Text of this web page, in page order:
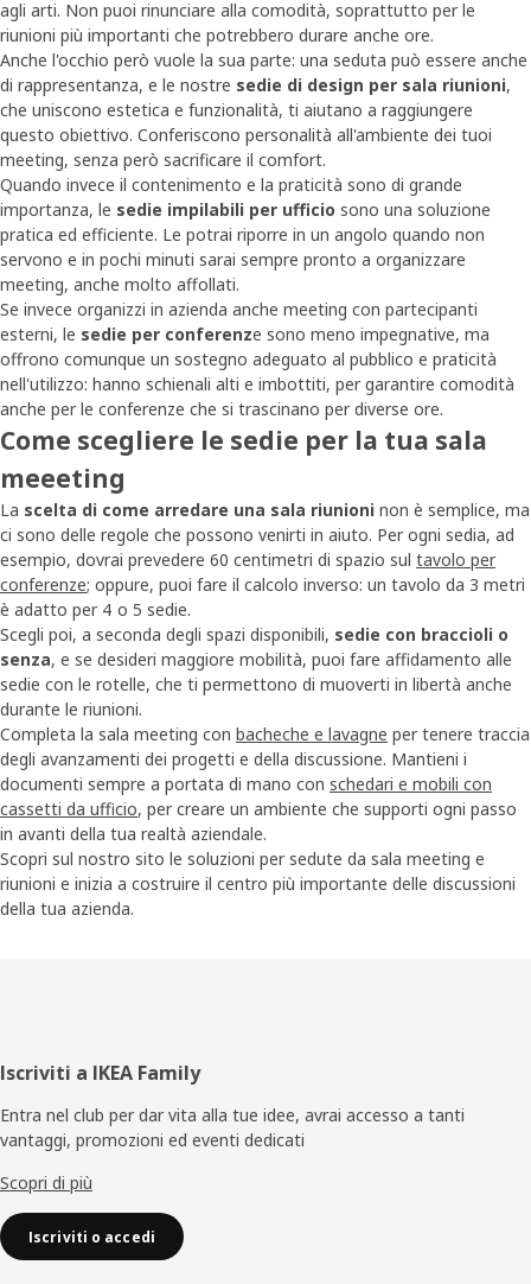
agli arti. Non puoi rinunciare alla comodità, soprattutto per le
riunioni più importanti che potrebbero durare anche ore.
Anche l'occhio però vuole la sua parte: una seduta può essere anche
di rappresentanza, e le nostre sedie di design per sala riunioni,
che uniscono estetica e funzionalità, ti aiutano a raggiungere
questo obiettivo. Conferiscono personalità all'ambiente dei tuoi
meeting, senza però sacrificare il comfort.
Quando invece il contenimento e la praticità sono di grande
importanza, le sedie impilabili per ufficio sono una soluzione
pratica ed efficiente. Le potrai riporre in un angolo quando non
servono e in pochi minuti sarai sempre pronto a organizzare
meeting, anche molto affollati.
Se invece organizzi in azienda anche meeting con partecipanti
esterni, le sedie per conferenze sono meno impegnative, ma
offrono comunque un sostegno adeguato al pubblico e praticità
nell'utilizzo: hanno schienali alti e imbottiti, per garantire comodità
anche per le conferenze che si trascinano per diverse ore.
Come scegliere le sedie per la tua sala
meeeting
La scelta di come arredare una sala riunioni non è semplice, ma
ci sono delle regole che possono venirti in aiuto. Per ogni sedia, ad
esempio, dovrai prevedere 60 centimetri di spazio sul tavolo per
conferenze; oppure, puoi fare il calcolo inverso: un tavolo da 3 metri
è adatto per 4 o 5 sedie.
Scegli poi, a seconda degli spazi disponibili, sedie con braccioli o
senza, e se desideri maggiore mobilità, puoi fare affidamento alle
sedie con le rotelle, che ti permettono di muoverti in libertà anche
durante le riunioni.
Completa la sala meeting con bacheche e lavagne per tenere traccia
degli avanzamenti dei progetti e della discussione. Mantieni i
documenti sempre a portata di mano con schedari e mobili con
cassetti da ufficio, per creare un ambiente che supporti ogni passo
in avanti della tua realtà aziendale.
Scopri sul nostro sito le soluzioni per sedute da sala meeting e
riunioni e inizia a costruire il centro più importante delle discussioni
della tua azienda.
Piè
di
pagina
Iscriviti a IKEA Family
Entra nel club per dar vita alla tue idee, avrai accesso a tanti
vantaggi, promozioni ed eventi dedicati
Scopri di più
Iscriviti o accedi